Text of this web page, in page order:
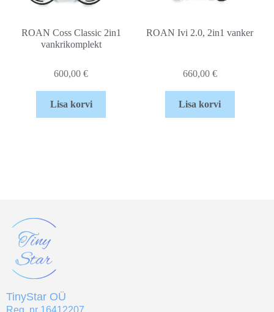
ROAN Coss Classic 2in1
vankrikomplekt
600,00€
Lisa korvi
ROAN Ivi 2.0, 2in1 vanker
660,00 €
Lisa korvi
TinyStar OÜ
Reg. nr 16412207